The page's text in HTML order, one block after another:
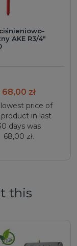
AKE R3/4"
to cart
68,00 zł
price of
in last
days was
68,00 zł.
this